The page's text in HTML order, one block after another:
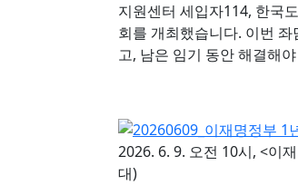
지원센터 세입자114, 한국
회를 개최했습니다. 이번
고, 남은 임기 동안 해결해
2026. 6. 9. 오전 10시, <이
대)